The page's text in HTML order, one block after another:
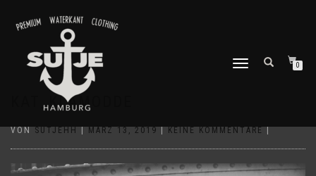
NAVIGATION
0
KAT_KLAMODDE
VON SUTJEHH MÄRZ 13, 2019 KEINE KOMMENTARE